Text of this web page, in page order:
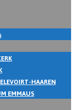
HAAREN
EMMAUS